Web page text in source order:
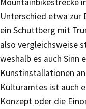
Unterschied etwa zur
ein Schuttberg mit
also vergleichsweise
weshalb es auch Sinn
Kunstinstallationen
Kulturamtes ist auch
Konzept oder die